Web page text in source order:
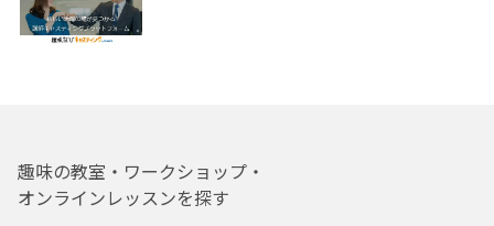
趣味の教室・ワークショップ・
オンラインレッスンを探す